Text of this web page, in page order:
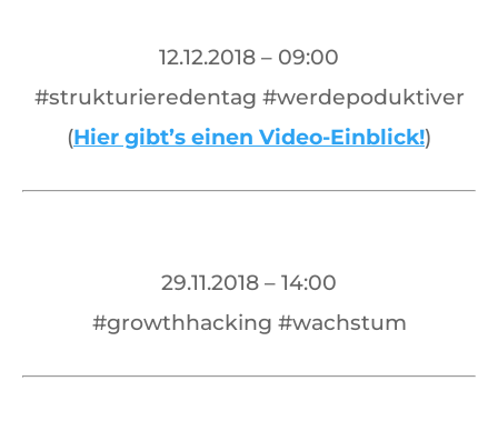
12.12.2018 – 09:00
#strukturieredentag #werdepoduktiver
(Hier gibt’s einen Video-Einblick!)
29.11.2018 – 14:00
#growthhacking #wachstum